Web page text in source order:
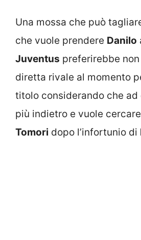
Una mossa che può
che vuole prendere Danilo
Juventus preferirebbe
diretta rivale al momento
titolo considerando che ad
più indietro e vuole
Tomori dopo l’infortunio di